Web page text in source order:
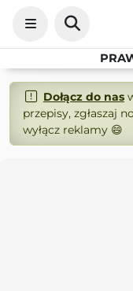
Dołącz do nas
przepisy, zgłaszaj
wyłącz reklamy 😄